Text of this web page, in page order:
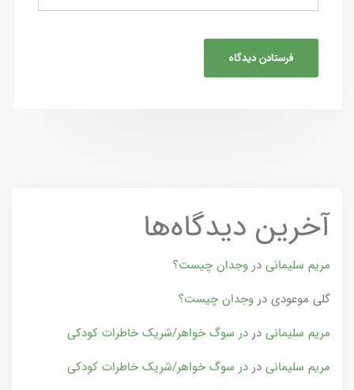
آخرین دیدگاه‌ها
مریم سلیمانی در وجدان چیست؟
گلی موعودی در وجدان چیست؟
مریم سلیمانی در در سوگ خواهر/شریک خاطرات کودکی
مریم سلیمانی در در سوگ خواهر/شریک خاطرات کودکی